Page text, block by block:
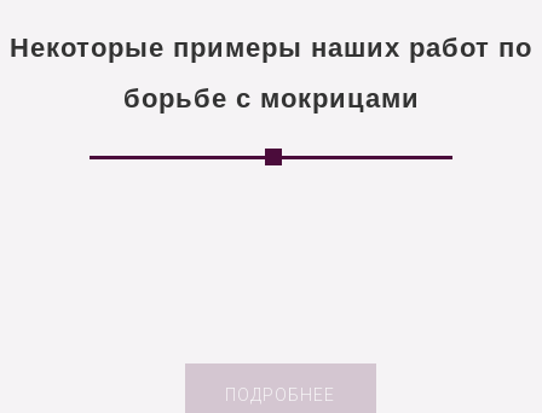
Некоторые примеры наших работ по
борьбе с мокрицами
ПОДРОБНЕЕ